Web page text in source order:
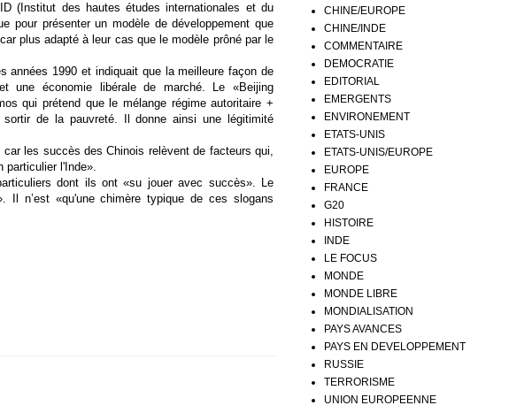
(Institut des hautes études internationales et du
pour présenter un modèle de développement que
plus adapté à leur cas que le modèle prôné par le
années 1990 et indiquait que la meilleure façon de
une économie libérale de marché. Le «Beijing
qui prétend que le mélange régime autoritaire +
de la pauvreté. Il donne ainsi une légitimité
les succès des Chinois relèvent de facteurs qui,
particulier l'Inde».
dont ils ont «su jouer avec succès». Le
Il n’est «qu'une chimère typique de ces slogans
CHINE/EUROPE
CHINE/INDE
COMMENTAIRE
DEMOCRATIE
EDITORIAL
EMERGENTS
ENVIRONEMENT
ETATS-UNIS
ETATS-UNIS/EUROPE
EUROPE
FRANCE
G20
HISTOIRE
INDE
LE FOCUS
MONDE
MONDE LIBRE
MONDIALISATION
PAYS AVANCES
PAYS EN DEVELOPPEMENT
RUSSIE
TERRORISME
UNION EUROPEENNE